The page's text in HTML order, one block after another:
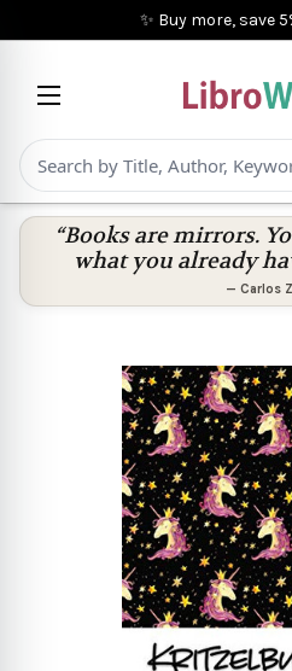
✨ Buy more, save
“Books are mirrors.
what you already
— Carlos